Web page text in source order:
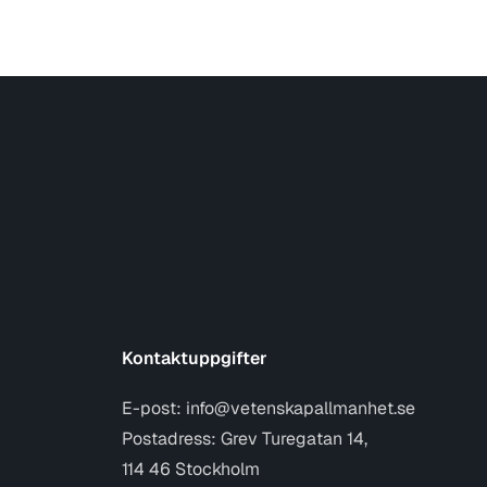
Kontaktuppgifter
E-post: info@vetenskapallmanhet.se
Postadress: Grev Turegatan 14,
114 46 Stockholm